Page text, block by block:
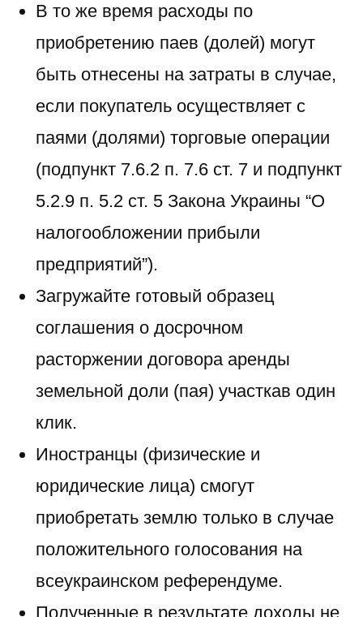
В то же время расходы по
приобретению паев (долей) могут
быть отнесены на затраты в случае,
если покупатель осуществляет с
паями (долями) торговые операции
(подпункт 7.6.2 п. 7.6 ст. 7 и подпункт
5.2.9 п. 5.2 ст. 5 Закона Украины “О
налогообложении прибыли
предприятий”).
Загружайте готовый образец
соглашения о досрочном
расторжении договора аренды
земельной доли (пая) участкав один
клик.
Иностранцы (физические и
юридические лица) смогут
приобретать землю только в случае
положительного голосования на
всеукраинском референдуме.
Полученные в результате доходы не